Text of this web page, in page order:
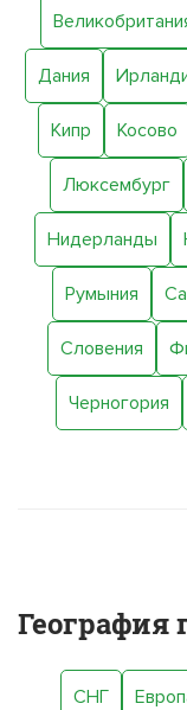
Дания
Кипр Косово
Люксембург
Нидерланды
Румыния
Словения
Черногория
География
СНГ